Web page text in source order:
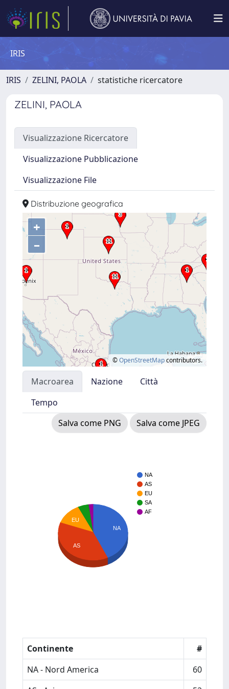
IRIS
IRIS ZELINI, PAOLA statistiche ricercatore
ZELINI, PAOLA
Visualizzazione Ricercatore
Visualizzazione Pubblicazione
Visualizzazione File
Distribuzione geografica
+
–
©OpenStreetMapcontributors.
Macroarea Nazione
Città
Tempo
Salva come PNG
Salva come JPEG
NA
AS
EU
SA
AF
NA
EU
AS
Continente
#
NA - Nord America
60